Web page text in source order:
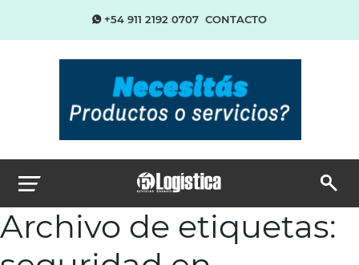
+54 911 2192 0707 CONTACTO
Archivo de etiquetas: